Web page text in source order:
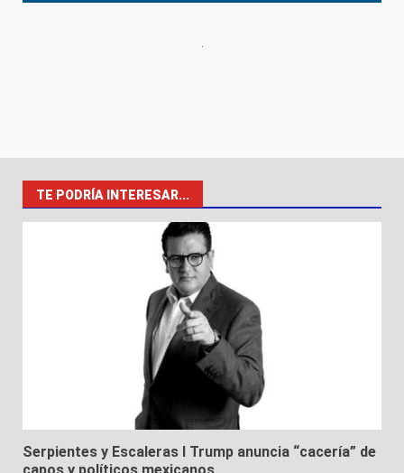
TE PODRÍA INTERESAR...
Serpientes y Escaleras I Trump anuncia “cacería” de